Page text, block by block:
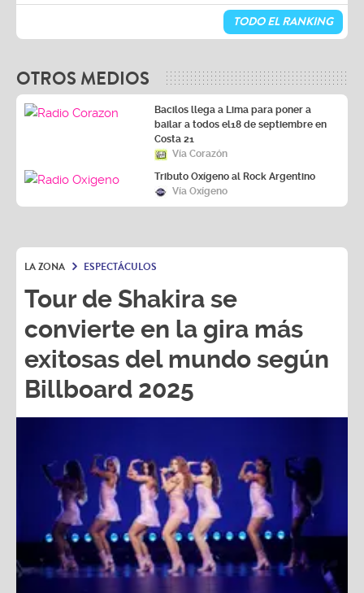
TODO EL RANKING
OTROS MEDIOS
Bacilos llega a Lima para poner a
bailar a todos el18 de septiembre en
Costa 21
Vía Corazón
Tributo Oxígeno al Rock Argentino
Vía Oxígeno
LA ZONA ESPECTÁCULOS
Tour de Shakira se
convierte en la gira más
exitosas del mundo según
Billboard 2025